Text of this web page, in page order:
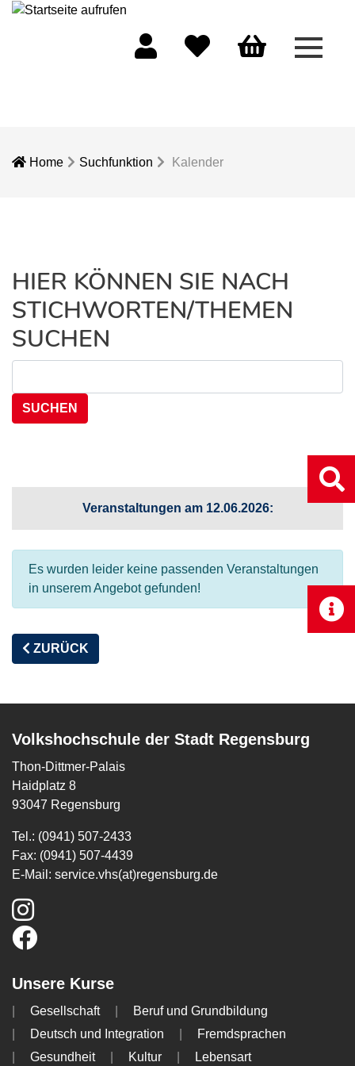
Menü
Home Suchfunktion Kalender
HIER KÖNNEN SIE NACH
STICHWORTEN/THEMEN
SUCHEN
Veranstaltungen am 12.06.2026:
Es wurden leider keine passenden Veranstaltungen
in unserem Angebot gefunden!
ZURÜCK
Volkshochschule der Stadt Regensburg
Thon-Dittmer-Palais
Haidplatz 8
93047 Regensburg
Tel.: (0941) 507-2433
Fax: (0941) 507-4439
E-Mail: service.vhs(at)regensburg.de
Unsere Kurse
Gesellschaft
Beruf und Grundbildung
Deutsch und Integration
Fremdsprachen
Gesundheit
Kultur Lebensart